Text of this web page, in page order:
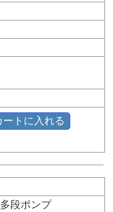
ートに入れる
段ポンプ